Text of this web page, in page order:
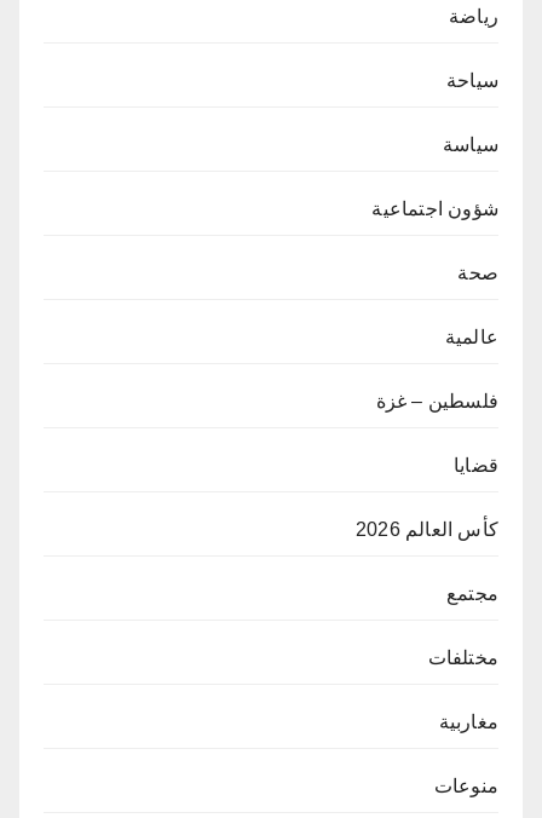
رياضة
سياحة
سياسة
شؤون اجتماعية
صحة
عالمية
فلسطين – غزة
قضايا
كأس العالم 2026
مجتمع
مختلفات
مغاربية
منوعات